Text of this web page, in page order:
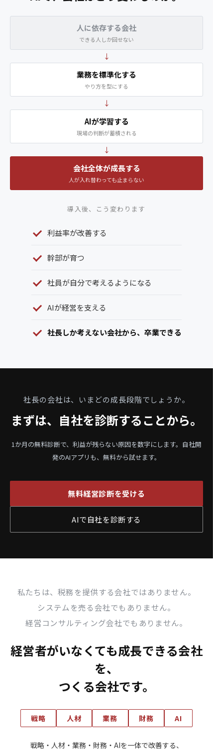
人に依存する会社
できる人しか回せない
↓
業務を標準化する
やり方を型にする
↓
AIが学習する
現場の判断が蓄積される
↓
会社全体が成長する
人が入れ替わっても止まらない
導入後、こう変わります
利益率が改善する
幹部が育つ
社員が自分で考えるようになる
AIが経営を支える
社長しか考えない会社から、卒業できる
社長の会社は、いまどの成長段階でしょうか。
まずは、自社を診断することから。
1か月の無料診断で、利益が残らない原因を数字にします。 自社開
発のAIアプリも、無料から試せます。
無料経営診断を受ける
AIで自社を診断する
私たちは、税務を提供する会社ではありません。
システムを売る会社でもありません。
経営コンサルティング会社でもありません。
経営者がいなくても成長できる会社
を、
つくる会社です。
戦略 人材 業務 財務 AI
戦略・人材・業務・財務・AIを一体で改善する、